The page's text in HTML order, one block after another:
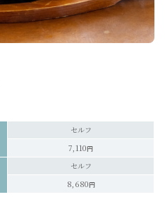
セルフ
7,110円
セルフ
8,680円